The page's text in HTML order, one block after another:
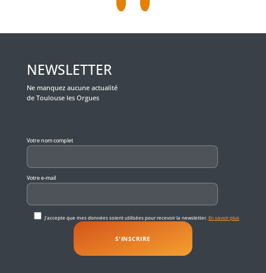
NEWSLETTER
Ne manquez aucune actualité
de Toulouse les Orgues
Votre nom complet
Votre e-mail
J'accepte que mes données soient utilisées pour recevoir la newsletter.En savoir plus